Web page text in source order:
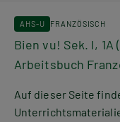
AHS-U FRANZÖSISCH
Bien vu! Sek. I, 1A
Arbeitsbuch
Auf dieser Seite